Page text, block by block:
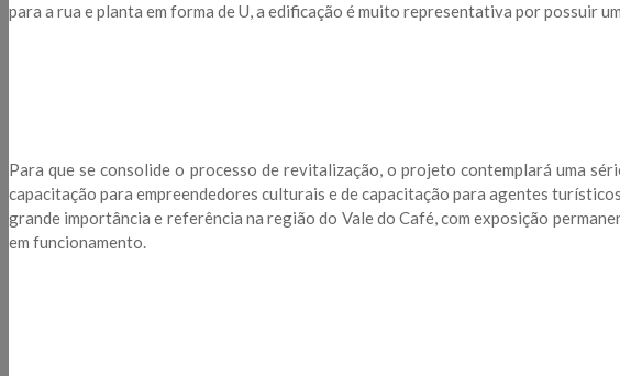
para a rua e planta em forma de U, a edificação é muito representativa por possuir
Para que se consolide o processo de revitalização, o projeto contemplará uma
capacitação para empreendedores culturais e de capacitação para agentes
grande importância e referência na região do Vale do Café, com exposição
em funcionamento.